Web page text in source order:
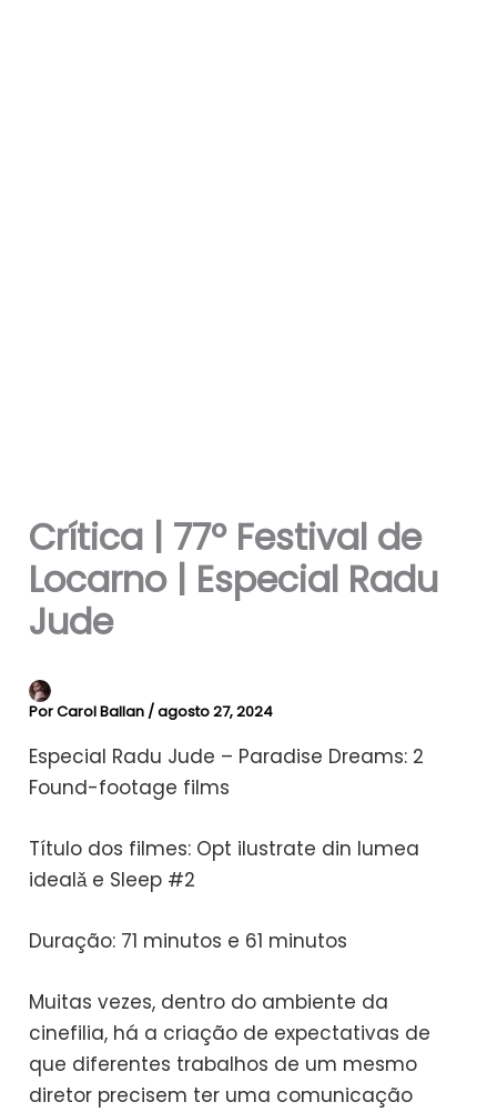
Crítica | 77º Festival de
Locarno | Especial Radu
Jude
PorCarol Ballan /agosto 27, 2024
Especial Radu Jude – Paradise Dreams: 2
Found-footage films
Título dos filmes: Opt ilustrate din lumea
idealǎ e Sleep #2
Duração: 71 minutos e 61 minutos
Muitas vezes, dentro do ambiente da
cinefilia, há a criação de expectativas de
que diferentes trabalhos de um mesmo
diretor precisem ter uma comunicação